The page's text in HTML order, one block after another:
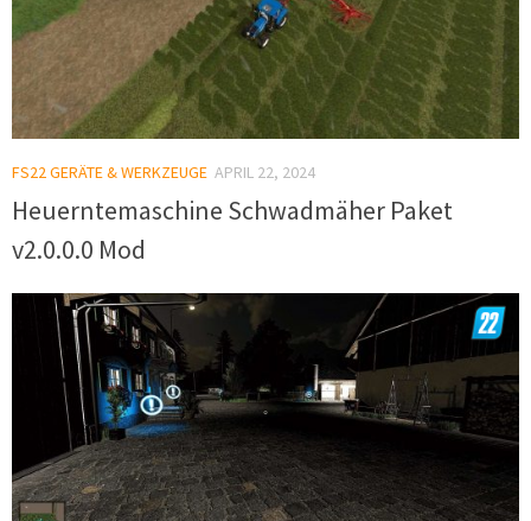
FS22 GERÄTE & WERKZEUGE APRIL 22, 2024
Heuerntemaschine Schwadmäher Paket
v2.0.0.0 Mod